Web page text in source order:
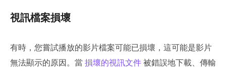
視訊檔案損壞
有時，您嘗試播放的影片檔案可能已損壞，這可能是影片
無法顯示的原因。當 損壞的視訊文件被錯誤地下載、傳輸